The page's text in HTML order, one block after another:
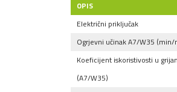
OPIS
Električni priključak
Ogrjevni učinak A7/W35
Koeficijent iskoristivosti u
(A7/W35)